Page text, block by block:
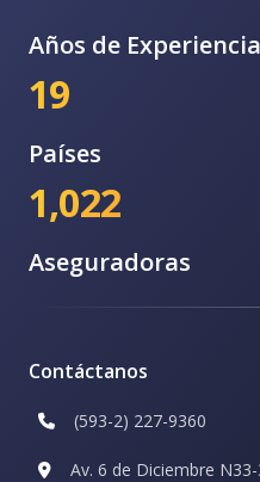
Años de Experiencia
19
Países
1,022
Aseguradoras
Contáctanos
(593-2) 227-9360
Av. 6 de Diciembre